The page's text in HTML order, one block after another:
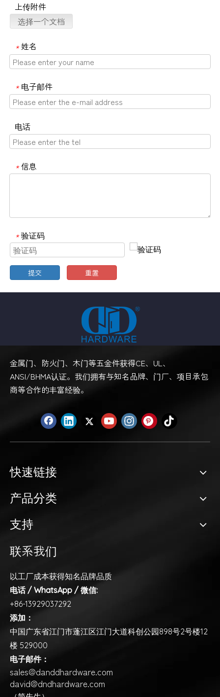
上传附件
选择一个文档
* 姓名
* 电子邮件
电话
* 信息
* 验证码
提交 重置
金属门、防火门、木门等五金件获得CE、UL、
ANSI/BHMA认证。我们拥有与知名品牌、门厂、项目承包
商等合作的丰富经验。
快速链接
产品分类
支持
联系我们
以工厂成本获得知名品牌品质
电话 / WhatsApp / 微信:
+86-13929037292
添加：
中国广东省江门市蓬江区江门大道科创公园898号2号楼12
楼 529000
电子邮件：
sales@danddhardware.com
david@dndhardware.com